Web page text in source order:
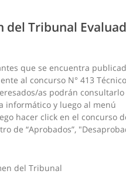
del Tribunal
que se encuentra
al concurso N° 413 Técnico
as podrán consultarlo
informático y luego al menú
hacer click en el concurso
de “Aprobados”,
del Tribunal